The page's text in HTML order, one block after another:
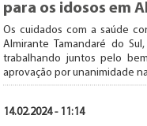
para os idosos em
Os cuidados com a saúde
Almirante Tamandaré do
trabalhando juntos pelo
aprovação por unanimidade
14.02.2024 - 11:14